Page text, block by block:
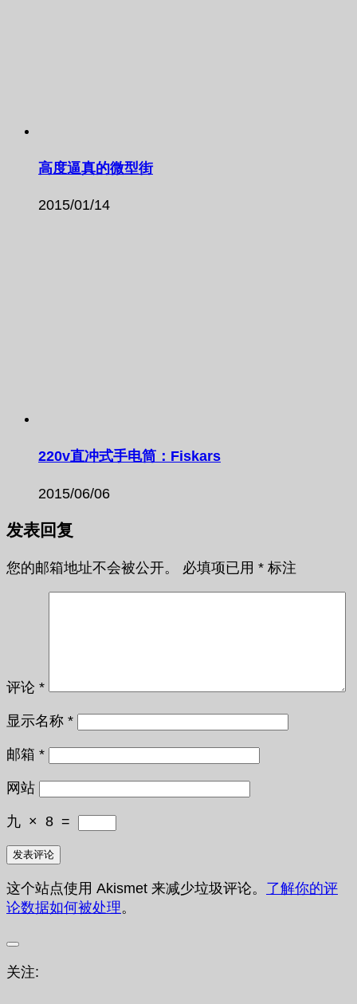
高度逼真的微型街
2015/01/14
220v直冲式手电筒：Fiskars
2015/06/06
发表回复
您的邮箱地址不会被公开。 必填项已用 * 标注
评论 *
显示名称 *
邮箱 *
网站
九 × 8 =
这个站点使用 Akismet 来减少垃圾评论。 了解你的评
论数据如何被处理。
关注: